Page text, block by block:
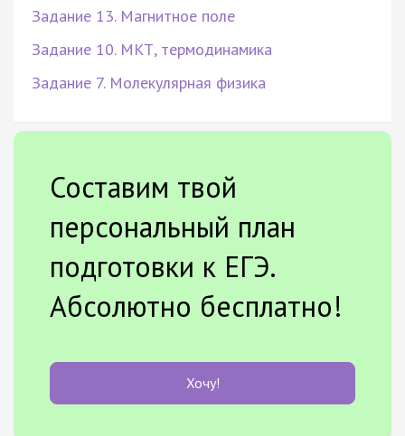
Задание 13. Магнитное поле
Задание 10. МКТ, термодинамика
Задание 7. Молекулярная физика
Составим твой
персональный план
подготовки к ЕГЭ.
Абсолютно бесплатно!
Хочу!